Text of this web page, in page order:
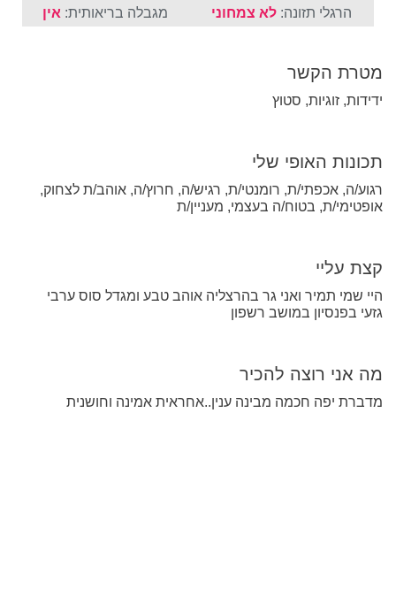
הרגלי תזונה:לא צמחוני מגבלה בריאותית: אין
מטרת הקשר
ידידות, זוגיות, סטוץ
תכונות האופי שלי
רגוע/ה, אכפתי/ת, רומנטי/ת, רגיש/ה, חרוץ/ה, אוהב/ת לצחוק,
אופטימי/ת, בטוח/ה בעצמי, מעניין/ת
קצת עליי
היי שמי תמיר ואני גר בהרצליה אוהב טבע ומגדל סוס ערבי
גזעי בפנסיון במושב רשפון
מה אני רוצה להכיר
מדברת יפה חכמה מבינה ענין..אחראית אמינה וחושנית